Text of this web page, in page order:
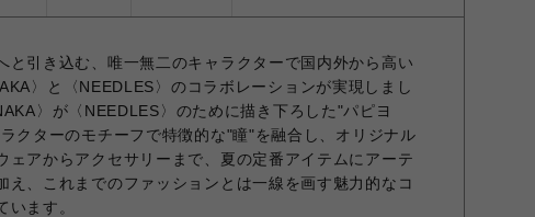
と引き込む、唯一無二のキャラクターで国内外から高い
〉と〈NEEDLES〉のコラボレーションが実現しまし
〉が〈NEEDLES〉のために描き下ろした"パピヨ
クターのモチーフで特徴的な"瞳"を融合し、オリジナル
ェアからアクセサリーまで、夏の定番アイテムにアーテ
え、これまでのファッションとは一線を画す魅力的なコ
います。